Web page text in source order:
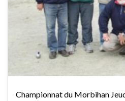
Championnat du Morbihan